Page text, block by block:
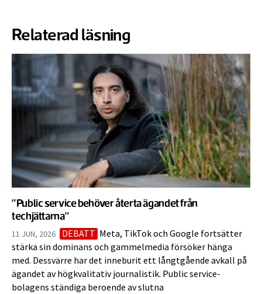
Relaterad läsning
”Public service behöver återta ägandet från
techjättarna”
11 JUN, 2026 DEBATT Meta, TikTok och Google fortsätter
stärka sin dominans och gammelmedia försöker hänga
med. Dessvärre har det inneburit ett långtgående avkall på
ägandet av högkvalitativ journalistik. Public service-
bolagens ständiga beroende av slutna